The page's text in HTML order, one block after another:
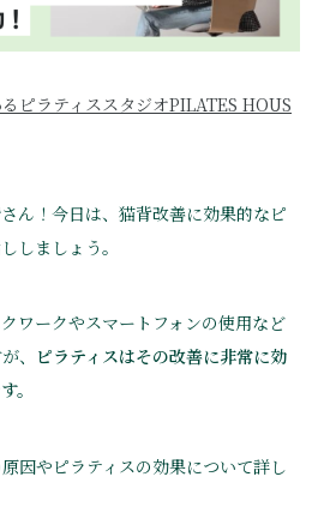
ピラティススタジオPILATES HOUS
ん！今日は、猫背改善に効果的なピ
しましょう。
ワークやスマートフォンの使用など
、 ピラティスはその改善に非常に効
。
因やピラティスの効果について詳し